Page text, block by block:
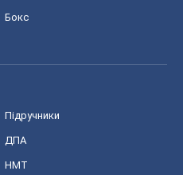
Бокс
Підручники
ДПА
НМТ